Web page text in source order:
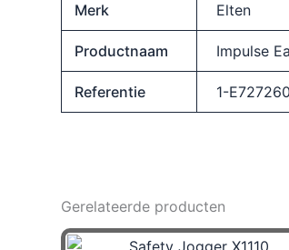
Merk Elten
Productnaam Impulse
Referentie 1-
Gerelateerde producten